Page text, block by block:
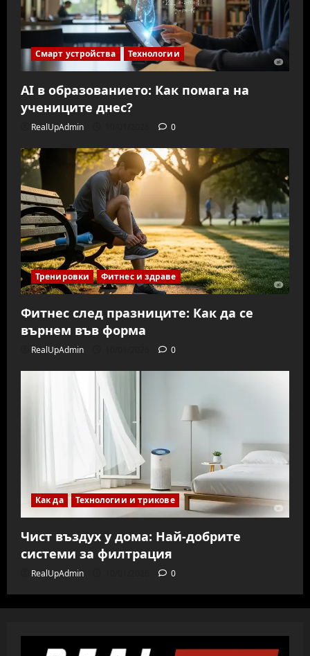
Смарт устройства Технологии
AI в образованието: Как помага на
учениците днес?
RealUpAdmin 0
Тренировки Фитнес и здраве
Фитнес след празниците: Как да се
върнем във форма
RealUpAdmin 0
Как да Технологии и трикове
Чист въздух у дома: Най-добрите
системи за филтрация
RealUpAdmin 0